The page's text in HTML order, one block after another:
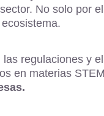
No solo por
regulaciones
en materias